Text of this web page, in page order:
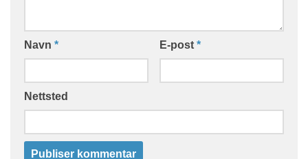
Navn * E-post *
Nettsted